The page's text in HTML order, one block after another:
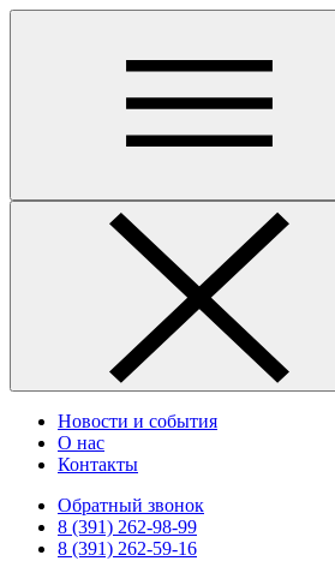
Новости и события
О нас
Контакты
Обратный звонок
8 (391) 262-98-99
8 (391) 262-59-16